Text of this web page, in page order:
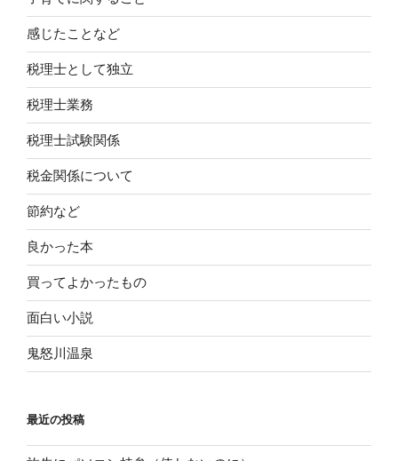
感じたことなど
税理士として独立
税理士業務
税理士試験関係
税金関係について
節約など
良かった本
買ってよかったもの
面白い小説
鬼怒川温泉
最近の投稿